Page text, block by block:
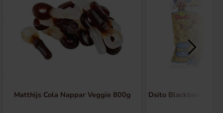
Matthijs Cola Nappar Veggie 800g Dsito Blackberries